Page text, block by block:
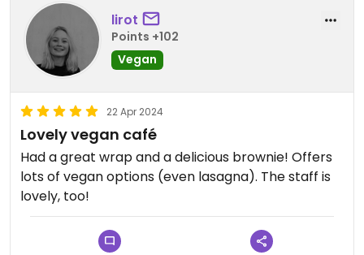
lirot
Points +102
Vegan
22 Apr 2024
Lovely vegan café
Had a great wrap and a delicious brownie! Offers
lots of vegan options (even lasagna). The staff is
lovely, too!